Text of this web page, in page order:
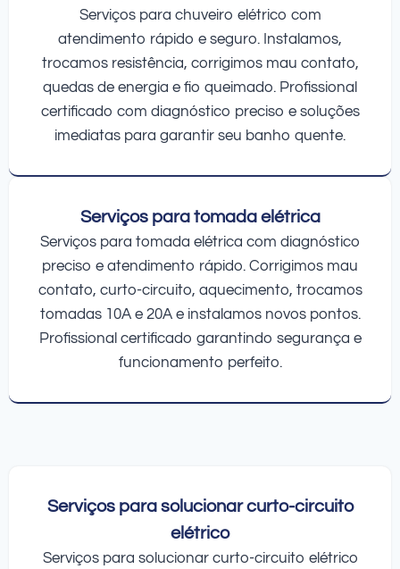
Serviços para chuveiro elétrico com
atendimento rápido e seguro. Instalamos,
trocamos resistência, corrigimos mau contato,
quedas de energia e fio queimado. Profissional
certificado com diagnóstico preciso e soluções
imediatas para garantir seu banho quente.
Serviços para tomada elétrica
Serviços para tomada elétrica com diagnóstico
preciso e atendimento rápido. Corrigimos mau
contato, curto-circuito, aquecimento, trocamos
tomadas 10A e 20A e instalamos novos pontos.
Profissional certificado garantindo segurança e
funcionamento perfeito.
Serviços para solucionar curto-circuito
elétrico
Serviços para solucionar curto-circuito elétrico